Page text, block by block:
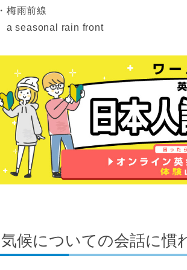
・梅雨前線
a seasonal rain front
気候についての会話に慣